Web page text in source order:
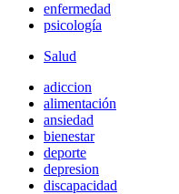
enfermedad
psicología
Salud
adiccion
alimentación
ansiedad
bienestar
deporte
depresion
discapacidad